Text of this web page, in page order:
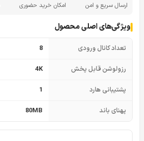
ارسال سریع و امن امکان خرید حضوری
ویژگی‌های اصلی محصول
تعداد کانال ورودی 8
رزولوشن قابل پخش 4K
پشتیبانی هارد 1
پهنای باند 80MB